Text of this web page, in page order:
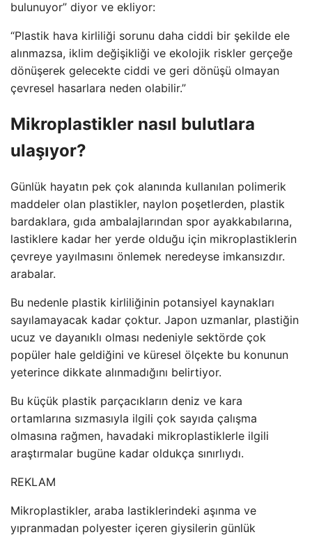
bulunuyor” diyor ve ekliyor:
“Plastik hava kirliliği sorunu daha ciddi bir şekilde ele
alınmazsa, iklim değişikliği ve ekolojik riskler gerçeğe
dönüşerek gelecekte ciddi ve geri dönüşü olmayan
çevresel hasarlara neden olabilir.”
Mikroplastikler nasıl bulutlara
ulaşıyor?
Günlük hayatın pek çok alanında kullanılan polimerik
maddeler olan plastikler, naylon poşetlerden, plastik
bardaklara, gıda ambalajlarından spor ayakkabılarına,
lastiklere kadar her yerde olduğu için mikroplastiklerin
çevreye yayılmasını önlemek neredeyse imkansızdır.
arabalar.
Bu nedenle plastik kirliliğinin potansiyel kaynakları
sayılamayacak kadar çoktur. Japon uzmanlar, plastiğin
ucuz ve dayanıklı olması nedeniyle sektörde çok
popüler hale geldiğini ve küresel ölçekte bu konunun
yeterince dikkate alınmadığını belirtiyor.
Bu küçük plastik parçacıkların deniz ve kara
ortamlarına sızmasıyla ilgili çok sayıda çalışma
olmasına rağmen, havadaki mikroplastiklerle ilgili
araştırmalar bugüne kadar oldukça sınırlıydı.
REKLAM
Mikroplastikler, araba lastiklerindeki aşınma ve
yıpranmadan polyester içeren giysilerin günlük